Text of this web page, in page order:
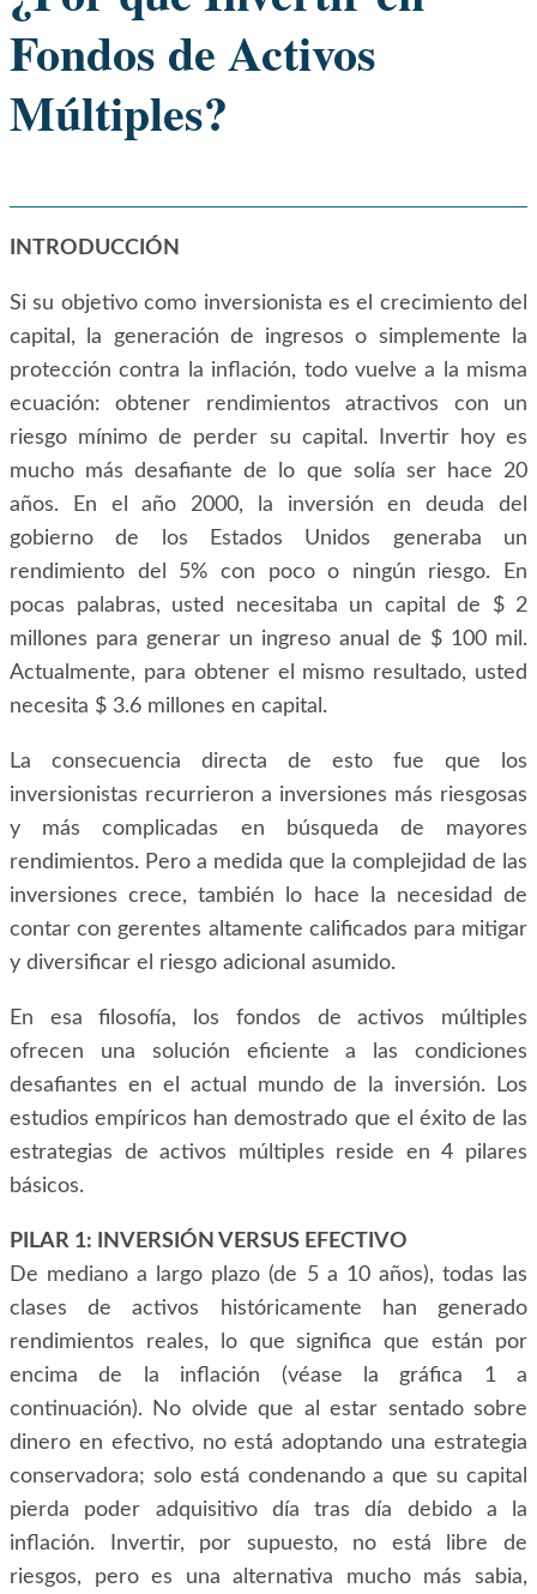
Fondos de Activos
Múltiples?
INTRODUCCIÓN
Si su objetivo como inversionista es el crecimiento del
capital, la generación de ingresos o simplemente la
protección contra la inflación, todo vuelve a la misma
ecuación: obtener rendimientos atractivos con un
riesgo mínimo de perder su capital. Invertir hoy es
mucho más desafiante de lo que solía ser hace 20
años. En el año 2000, la inversión en deuda del
gobierno de los Estados Unidos generaba un
rendimiento del 5% con poco o ningún riesgo. En
pocas palabras, usted necesitaba un capital de $ 2
millones para generar un ingreso anual de $ 100 mil.
Actualmente, para obtener el mismo resultado, usted
necesita $ 3.6 millones en capital.
La consecuencia directa de esto fue que los
inversionistas recurrieron a inversiones más riesgosas
y más complicadas en búsqueda de mayores
rendimientos. Pero a medida que la complejidad de las
inversiones crece, también lo hace la necesidad de
contar con gerentes altamente calificados para mitigar
y diversificar el riesgo adicional asumido.
En esa filosofía, los fondos de activos múltiples
ofrecen una solución eficiente a las condiciones
desafiantes en el actual mundo de la inversión. Los
estudios empíricos han demostrado que el éxito de las
estrategias de activos múltiples reside en 4 pilares
básicos.
PILAR 1: INVERSIÓN VERSUS EFECTIVO
De mediano a largo plazo (de 5 a 10 años), todas las
clases de activos históricamente han generado
rendimientos reales, lo que significa que están por
encima de la inflación (véase la gráfica 1 a
continuación). No olvide que al estar sentado sobre
dinero en efectivo, no está adoptando una estrategia
conservadora; solo está condenando a que su capital
pierda poder adquisitivo día tras día debido a la
inflación. Invertir, por supuesto, no está libre de
riesgos, pero es una alternativa mucho más sabia,